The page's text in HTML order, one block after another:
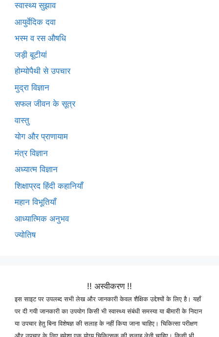
स्वास्थ्य सुझाव
आयुर्वेदिक दवा
भस्म व रस औषधि
जड़ी बूटीयां
होम्योपैथी से उपचार
मुद्रा विज्ञान
सफल जीवन के सूत्र
वास्तु
योग और प्राणायाम
मंत्र विज्ञान
अध्यात्म विज्ञान
शिक्षाप्रद हिंदी कहानियाँ
महान विभूतियाँ
आध्यात्मिक अनुभव
ज्योतिष
!! अस्वीकरण !!
इस साइट पर उपलब्द सभी लेख और जानकारी केवल शैक्षिक उद्देश्यों के लिए है। यहाँ
पर दी गयी जानकारी का उपयोग किसी भी स्वास्थ्य संबंधी समस्या या बीमारी के निदान
या उपचार हेतु बिना विशेषज्ञ की सलाह के नहीं किया जाना चाहिए। चिकित्सा परीक्षण